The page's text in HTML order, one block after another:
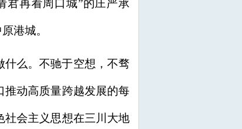
君再看周口城”的庄严承
港城。
什么。不驰于空想，不骛
推动高质量跨越发展的每
社会主义思想在三川大地